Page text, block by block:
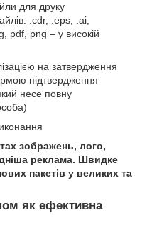
для друку
.cdr, .eps, .ai,
pdf, png – у високій
на затвердження
підтвердження
несе повну
зображень, лого,
реклама. Швидке
пакетів у великих та
як ефективна